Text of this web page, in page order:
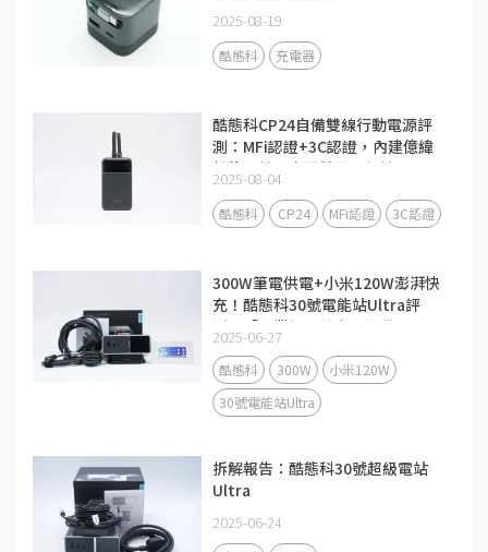
2025-08-19
酷態科 充電器
酷態科CP24自備雙線行動電源評
測：MFi認證+3C認證，內建億緯
鋰能電芯，自備雙線更便攜
2025-08-04
酷態科 CP24 MFi認證 3C認證
300W筆電供電+小米120W澎湃快
充！酷態科30號電能站Ultra評
測：「畢業級」的充電設備
2025-06-27
酷態科 300W
小米120W
30號電能站Ultra
拆解報告：酷態科30號超級電站
Ultra
2025-06-24